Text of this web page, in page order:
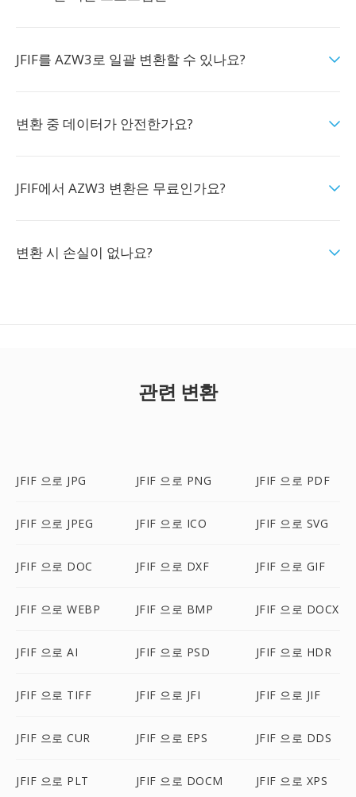
JFIF를 AZW3로 일괄 변환할 수 있나요?
변환 중 데이터가 안전한가요?
JFIF에서 AZW3 변환은 무료인가요?
변환 시 손실이 없나요?
관련 변환
JFIF 으로 JPG JFIF 으로 PNG JFIF 으로 PDF
JFIF 으로 JPEG JFIF 으로 ICO JFIF 으로 SVG
JFIF 으로 DOC JFIF 으로 DXF JFIF 으로 GIF
JFIF 으로 WEBP JFIF 으로 BMP JFIF 으로 DOCX
JFIF 으로 AI JFIF 으로 PSD JFIF 으로 HDR
JFIF 으로 TIFF JFIF 으로 JFI JFIF 으로 JIF
JFIF 으로 CUR JFIF 으로 EPS JFIF 으로 DDS
JFIF 으로 PLT JFIF 으로 DOCM JFIF 으로 XPS